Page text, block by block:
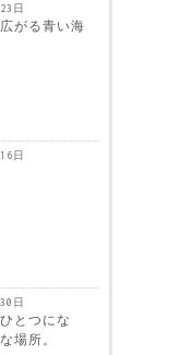
日
がる青い海
日
日
とつにな
場所。